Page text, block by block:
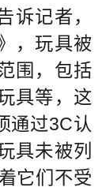
记者，
，玩具被
围，包括
具等，这
通过3C认
具未被列
它们不受